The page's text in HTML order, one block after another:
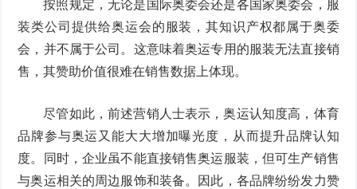
按照规定，无论是国际奥委会还是各国家奥委会，服
装类公司提供给奥运会的服装，其知识产权都属于奥委
会，并不属于公司。这意味着奥运专用的服装无法直接销
售，其赞助价值很难在销售数据上体现。
尽管如此，前述营销人士表示，奥运认知度高，体育
品牌参与奥运又能大大增加曝光度，从而提升品牌认知
度。同时，企业虽不能直接销售奥运服装，但可生产销售
与奥运相关的周边服饰和装备。因此，各品牌纷纷发力赞